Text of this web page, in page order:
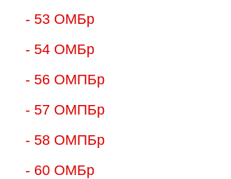
- 53 ОМБр
- 54 ОМБр
- 56 ОМПБр
- 57 ОМПБр
- 58 ОМПБр
- 60 ОМБр